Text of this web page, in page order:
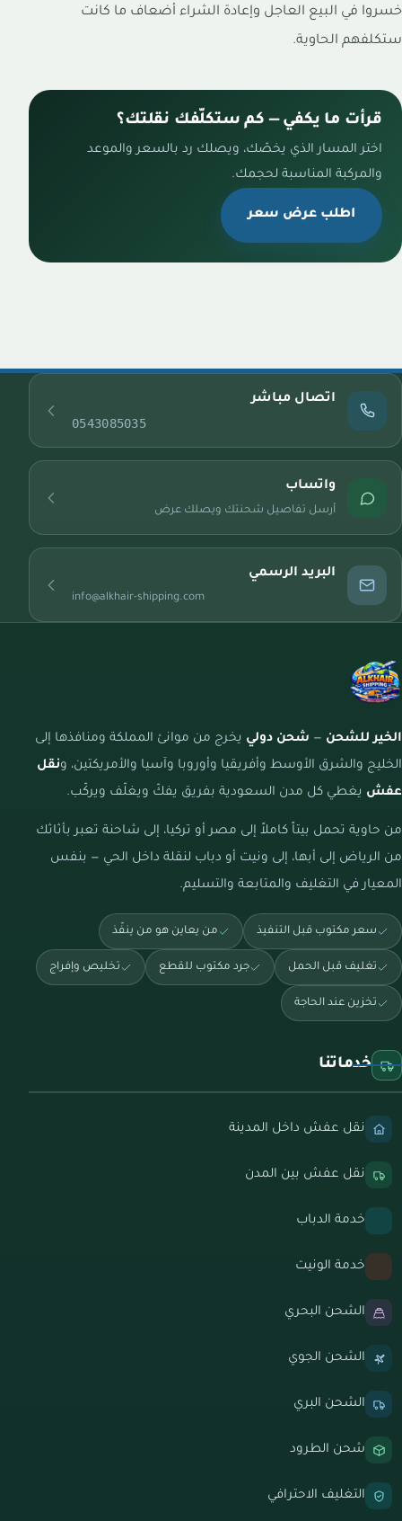
خسروا في البيع العاجل وإعادة الشراء أضعاف ما كانت
ستكلفهم الحاوية.
قرأت ما يكفي — كم ستكلّفك نقلتك؟
اختر المسار الذي يخصّك، ويصلك رد بالسعر والموعد
والمركبة المناسبة لحجمك.
اطلب عرض سعر
اتصال مباشر
0543085035
واتساب
أرسل تفاصيل شحنتك ويصلك عرض
البريد الرسمي
info@alkhair-shipping.com
الخير للشحن — شحن دولي يخرج من موانئ المملكة ومنافذها إلى
الخليج والشرق الأوسط وأفريقيا وأوروبا وآسيا والأمريكتين، ونقل
عفش يغطي كل مدن السعودية بفريق يفكّ ويغلّف ويركّب.
من حاوية تحمل بيتاً كاملاً إلى مصر أو تركيا، إلى شاحنة تعبر بأثاثك
من الرياض إلى أبها، إلى ونيت أو دباب لنقلة داخل الحي — بنفس
المعيار في التغليف والمتابعة والتسليم.
سعر مكتوب قبل التنفيذ من يعاين هو من ينفّذ
تغليف قبل الحمل جرد مكتوب للقطع تخليص وإفراج
تخزين عند الحاجة
خدماتنا
نقل عفش داخل المدينة
نقل عفش بين المدن
خدمة الدباب
خدمة الونيت
الشحن البحري
الشحن الجوي
الشحن البري
شحن الطرود
التغليف الاحترافي